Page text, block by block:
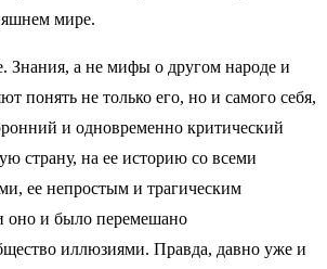
мире.
Знания, а не мифы о другом народе и
понять не только его, но и самого себя,
и одновременно критический
страну, на ее историю со всеми
ее непростым и трагическим
оно и было перемешано
иллюзиями. Правда, давно уже и